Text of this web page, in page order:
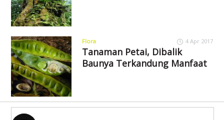
Flora 4 Apr 2017
Tanaman Petai, Dibalik
Baunya Terkandung Manfaat